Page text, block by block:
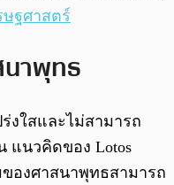
ษฐศาสตร์
นาพุทธ
งใสและไม่สามารถ
แนวคิดของ Lotos
องศาสนาพุทธสามารถ